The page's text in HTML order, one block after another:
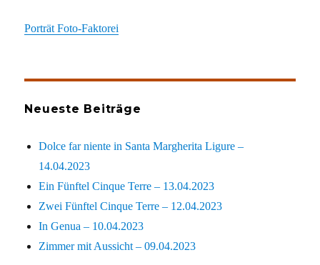
Porträt Foto-Faktorei
Neueste Beiträge
Dolce far niente in Santa Margherita Ligure –
14.04.2023
Ein Fünftel Cinque Terre – 13.04.2023
Zwei Fünftel Cinque Terre – 12.04.2023
In Genua – 10.04.2023
Zimmer mit Aussicht – 09.04.2023